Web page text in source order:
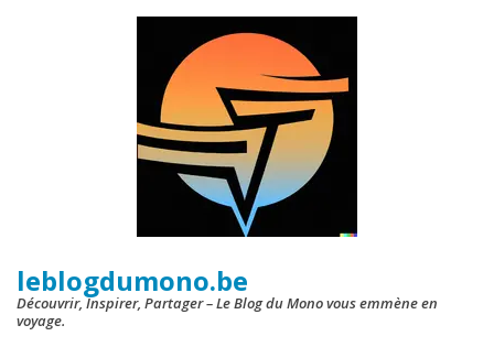
leblogdumono.be
Découvrir, Inspirer, Partager – Le Blog du Mono vous emmène en
voyage.